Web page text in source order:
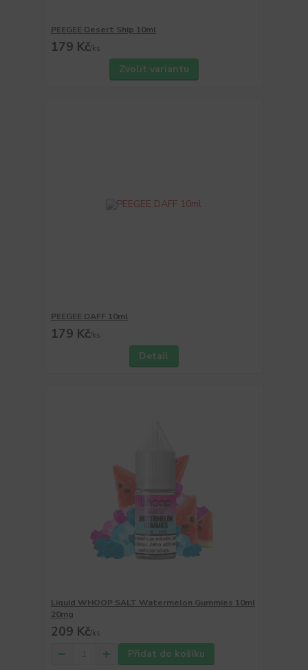
PEEGEE Desert Ship 10ml
179 Kč/ks
Zvolit variantu
PEEGEE DAFF 10ml
179 Kč/ks
Detail
Liquid WHOOP SALT Watermelon Gummies 10ml
20mg
209 Kč/ks
Přidat do košíku